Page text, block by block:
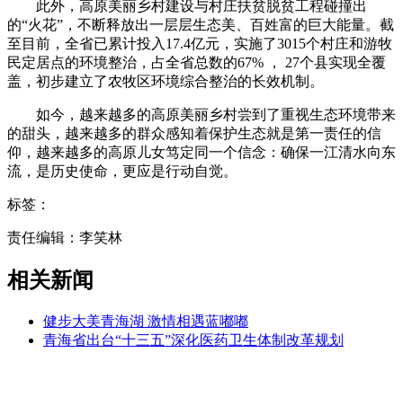
此外，高原美丽乡村建设与村庄扶贫脱贫工程碰撞出
的“火花”，不断释放出一层层生态美、百姓富的巨大能量。截
至目前，全省已累计投入17.4亿元，实施了3015个村庄和游牧
民定居点的环境整治，占全省总数的67% ， 27个县实现全覆
盖，初步建立了农牧区环境综合整治的长效机制。
如今，越来越多的高原美丽乡村尝到了重视生态环境带来
的甜头，越来越多的群众感知着保护生态就是第一责任的信
仰，越来越多的高原儿女笃定同一个信念：确保一江清水向东
流，是历史使命，更应是行动自觉。
标签：
责任编辑：李笑林
相关新闻
健步大美青海湖 激情相遇蓝嘟嘟
青海省出台“十三五”深化医药卫生体制改革规划